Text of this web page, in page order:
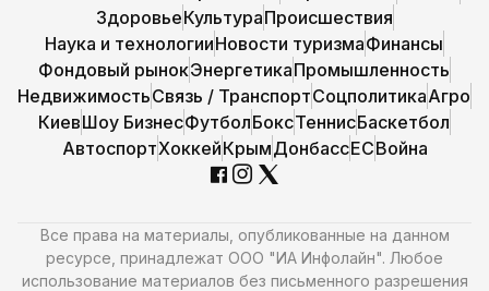
ЗдоровьеКультураПроисшествия
Наука и технологииНовости туризмаФинансы
Фондовый рынокЭнергетикаПромышленность
НедвижимостьСвязь / ТранспортСоцполитикаАгро
КиевШоу БизнесФутболБоксТеннисБаскетбол
АвтоспортХоккейКрымДонбассЕСВойна
Все права на материалы, опубликованные на данном
ресурсе, принадлежат ООО "ИА Инфолайн". Любое
использование материалов без письменного разрешения